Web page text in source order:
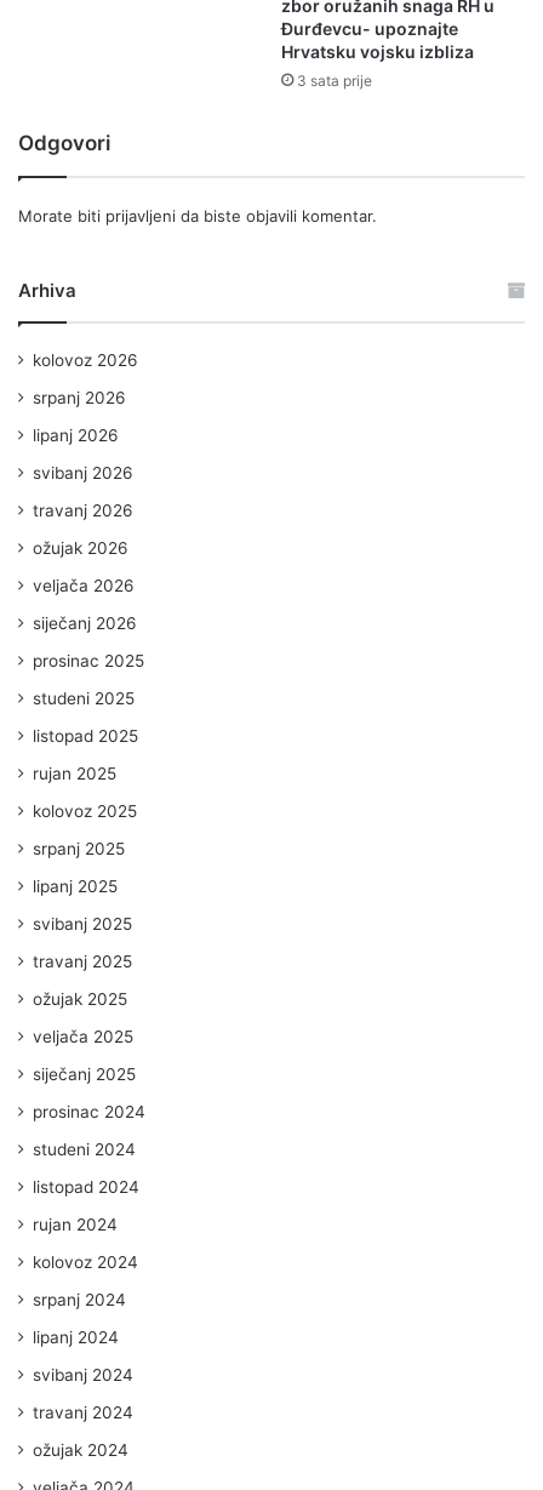
zbor oružanih snaga RH u
Đurđevcu- upoznajte
Hrvatsku vojsku izbliza
3 sata prije
Odgovori
Morate biti prijavljeni da biste objavili komentar.
Arhiva
kolovoz 2026
srpanj 2026
lipanj 2026
svibanj 2026
travanj 2026
ožujak 2026
veljača 2026
siječanj 2026
prosinac 2025
studeni 2025
listopad 2025
rujan 2025
kolovoz 2025
srpanj 2025
lipanj 2025
svibanj 2025
travanj 2025
ožujak 2025
veljača 2025
siječanj 2025
prosinac 2024
studeni 2024
listopad 2024
rujan 2024
kolovoz 2024
srpanj 2024
lipanj 2024
svibanj 2024
travanj 2024
ožujak 2024